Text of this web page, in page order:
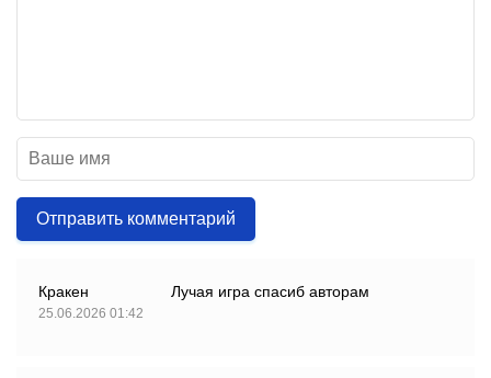
Отправить комментарий
Кракен
25.06.2026 01:42
Лучая игра спасиб авторам